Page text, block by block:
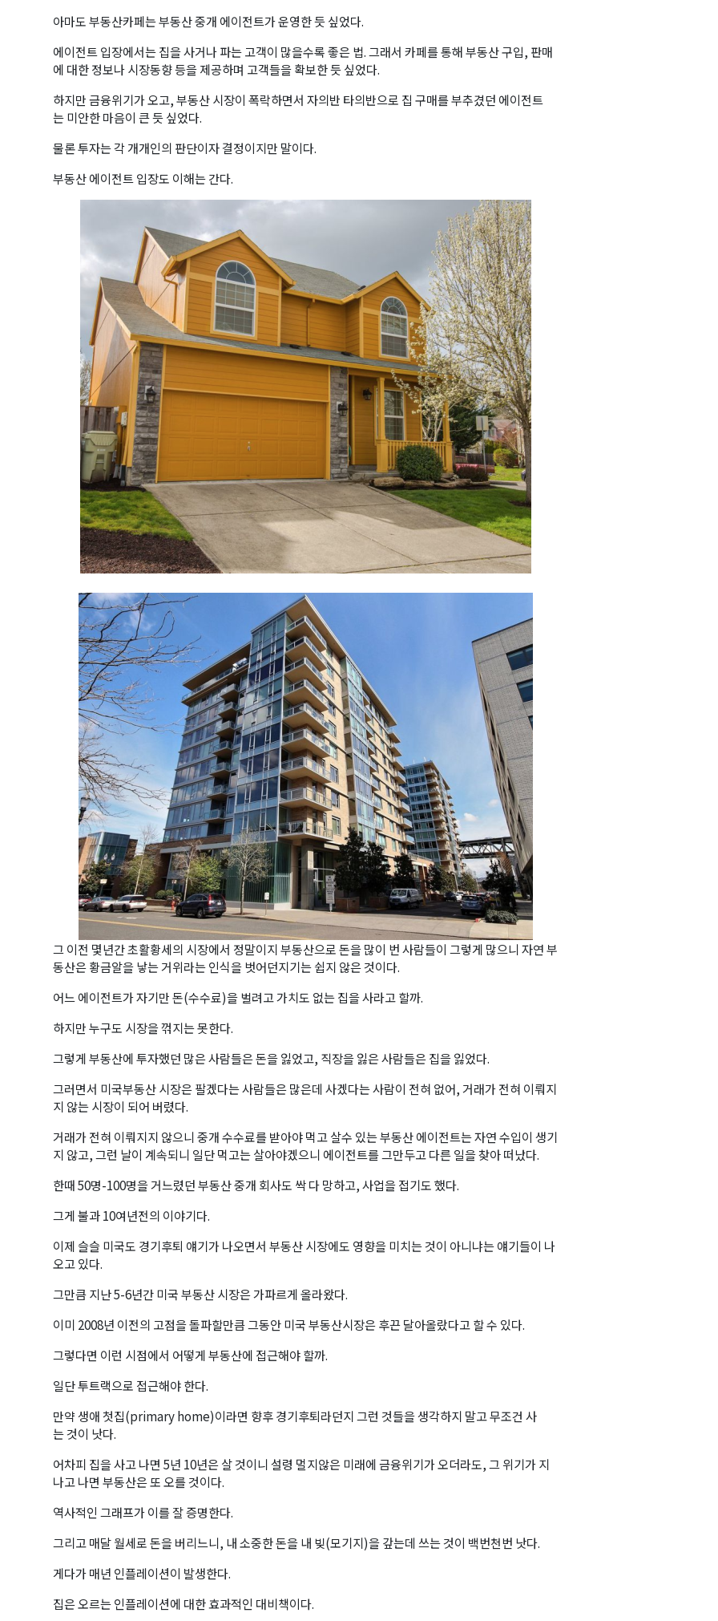
아마도 부동산카페는 부동산 중개 에이전트가 운영한 듯 싶었다.
에이전트 입장에서는 집을 사거나 파는 고객이 많을수록 좋은 법. 그래서 카페를 통해 부동산 구입, 판매
에 대한 정보나 시장동향 등을 제공하며 고객들을 확보한 듯 싶었다.
하지만 금융위기가 오고, 부동산 시장이 폭락하면서 자의반 타의반으로 집 구매를 부추겼던 에이전트
는 미안한 마음이 큰 듯 싶었다.
물론 투자는 각 개개인의 판단이자 결정이지만 말이다.
부동산 에이전트 입장도 이해는 간다.
그 이전 몇년간 초활황세의 시장에서 정말이지 부동산으로 돈을 많이 번 사람들이 그렇게 많으니 자연 부
동산은 황금알을 낳는 거위라는 인식을 벗어던지기는 쉽지 않은 것이다.
어느 에이전트가 자기만 돈(수수료)을 벌려고 가치도 없는 집을 사라고 할까.
하지만 누구도 시장을 꺾지는 못한다.
그렇게 부동산에 투자했던 많은 사람들은 돈을 잃었고, 직장을 잃은 사람들은 집을 잃었다.
그러면서 미국부동산 시장은 팔겠다는 사람들은 많은데 사겠다는 사람이 전혀 없어, 거래가 전혀 이뤄지
지 않는 시장이 되어 버렸다.
거래가 전혀 이뤄지지 않으니 중개 수수료를 받아야 먹고 살수 있는 부동산 에이전트는 자연 수입이 생기
지 않고, 그런 날이 계속되니 일단 먹고는 살아야겠으니 에이전트를 그만두고 다른 일을 찾아 떠났다.
한때 50명-100명을 거느렸던 부동산 중개 회사도 싹 다 망하고, 사업을 접기도 했다.
그게 불과 10여년전의 이야기다.
이제 슬슬 미국도 경기후퇴 얘기가 나오면서 부동산 시장에도 영향을 미치는 것이 아니냐는 얘기들이 나
오고 있다.
그만큼 지난 5-6년간 미국 부동산 시장은 가파르게 올라왔다.
이미 2008년 이전의 고점을 돌파할만큼 그동안 미국 부동산시장은 후끈 달아올랐다고 할 수 있다.
그렇다면 이런 시점에서 어떻게 부동산에 접근해야 할까.
일단 투트랙으로 접근해야 한다.
만약 생애 첫집(primary home)이라면 향후 경기후퇴라던지 그런 것들을 생각하지 말고 무조건 사
는 것이 낫다.
어차피 집을 사고 나면 5년 10년은 살 것이니 설령 멀지않은 미래에 금융위기가 오더라도, 그 위기가 지
나고 나면 부동산은 또 오를 것이다.
역사적인 그래프가 이를 잘 증명한다.
그리고 매달 월세로 돈을 버리느니, 내 소중한 돈을 내 빚(모기지)을 갚는데 쓰는 것이 백번천번 낫다.
게다가 매년 인플레이션이 발생한다.
집은 오르는 인플레이션에 대한 효과적인 대비책이다.
곤K 뉴스레터 구독
곤K 뉴스레터를 통해 다양한 로컬소식과 오레곤 한인 사회 정보를 받아
this form, you are consenting to receive KCR Media Group from: KCR Media Group, 23416 Hwy 99
WA, 98026, US, https://wowseattle.com. You can revoke your consent to receive emails at any time
SafeUnsubscribe® link, found at the bottom of every email.Emails are serviced by Constant Contact.
오레곤K 뉴스레터 구독하기!